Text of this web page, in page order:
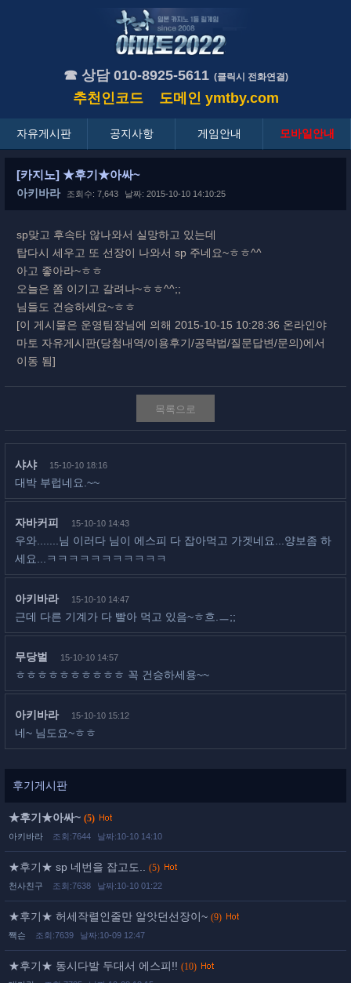
☎ 상담 010-8925-5611 (클릭시 전화연결)
추천인코드 도메인 ymtby.com
자유게시판 공지사항 게임안내 모바일안내
[카지노] ★후기★아싸~
아키바라 조회수: 7,643 날짜: 2015-10-10 14:10:25
sp맞고 후속타 않나와서 실망하고 있는데
탑다시 세우고 또 선장이 나와서 sp 주네요~ㅎㅎ^^
아고 좋아라~ㅎㅎ
오늘은 쫌 이기고 갈려나~ㅎㅎ^^;;
님들도 건승하세요~ㅎㅎ
[이 게시물은 운영팀장님에 의해 2015-10-15 10:28:36 온라인야
마토 자유게시판(당첨내역/이용후기/공략법/질문답변/문의)에서
이동 됨]
목록으로
샤샤 15-10-10 18:16
대박 부럽네요.~~
자바커피 15-10-10 14:43
우와.......님 이러다 님이 에스피 다 잡아먹고 가겟네요...양보좀 하
세요...ㅋㅋㅋㅋㅋㅋㅋㅋㅋㅋㅋ
아키바라 15-10-10 14:47
근데 다른 기계가 다 빨아 먹고 있음~ㅎ흐.ㅡ;;
무당벌 15-10-10 14:57
ㅎㅎㅎㅎㅎㅎㅎㅎㅎㅎ 꼭 건승하세용~~
아키바라 15-10-10 15:12
네~ 님도요~ㅎㅎ
후기게시판
★후기★아싸~ (5)
아키바라 조회:7644 날짜:10-10 14:10
★후기★ sp 네번을 잡고도.. (5)
천사친구 조회:7638 날짜:10-10 01:22
★후기★ 허세작렬인줄만 알앗던선장이~ (9)
짹슨 조회:7639 날짜:10-09 12:47
★후기★ 동시다발 두대서 에스피!! (10)